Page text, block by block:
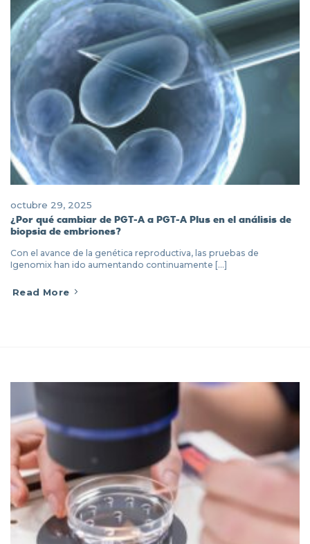
octubre 29, 2025
¿Por qué cambiar de PGT-A a PGT-A Plus en el análisis de
biopsia de embriones?
Con el avance de la genética reproductiva, las pruebas de
Igenomix han ido aumentando continuamente [...]
Read More